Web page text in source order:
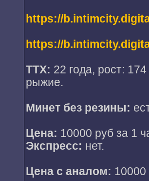
https://
https://
ТТХ: 22 года, рост:
рыжие.
Минет без резины:
Цена: 10000 руб за 1
Экспресс: нет.
Цена с аналом: 10000